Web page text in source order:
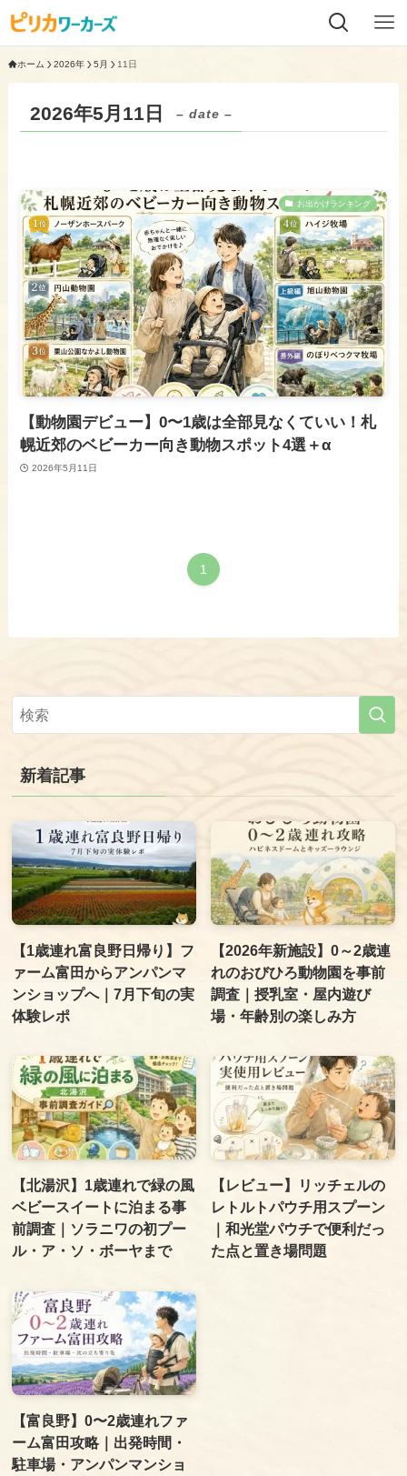
ホーム 2026年 5月 11日
2026年5月11日 – date –
お出かけランキング
【動物園デビュー】0〜1歳は全部見なくていい！札
幌近郊のベビーカー向き動物スポット4選＋α
2026年5月11日
1
新着記事
【1歳連れ富良野日帰り】フ
ァーム富田からアンパンマ
ンショップへ｜7月下旬の実
体験レポ
【2026年新施設】0～2歳連
れのおびひろ動物園を事前
調査｜授乳室・屋内遊び
場・年齢別の楽しみ方
【北湯沢】1歳連れで緑の風
ベビースイートに泊まる事
前調査｜ソラニワの初プー
ル・ア・ソ・ボーヤまで
【レビュー】リッチェルの
レトルトパウチ用スプーン
｜和光堂パウチで便利だっ
た点と置き場問題
【富良野】0〜2歳連れファ
ーム富田攻略｜出発時間・
駐車場・アンパンマンショ